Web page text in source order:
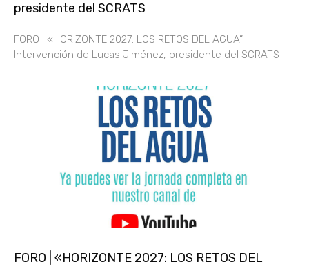
presidente del SCRATS
FORO | «HORIZONTE 2027: LOS RETOS DEL AGUA”
Intervención de Lucas Jiménez, presidente del SCRATS
FORO | «HORIZONTE 2027: LOS RETOS DEL